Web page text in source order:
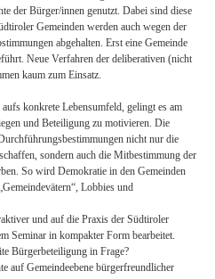
der Bürger/innen genutzt. Dabei sind diese
Gemeinden werden auch wegen der
abgehalten. Erst eine Gemeinde
Neue Verfahren der deliberativen (nicht
kaum zum Einsatz.
konkrete Lebensumfeld, gelingt es am
und Beteiligung zu motivieren. Die
nicht nur die
sondern auch die Mitbestimmung der
So wird Demokratie in den Gemeinden
Lobbies und
und auf die Praxis der Südtiroler
Seminar in kompakter Form bearbeitet.
Bürgerbeteiligung in Frage?
auf Gemeindeebene bürgerfreundlicher